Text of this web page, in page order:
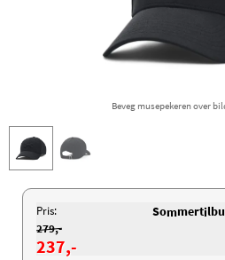
Beveg musepekeren over
Pris: Sommertilbu
279,-
237,-